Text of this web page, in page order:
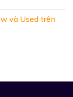
và Used trên